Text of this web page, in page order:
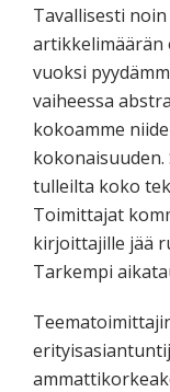
Tavallisesti
artikkelimäärän
vuoksi
vaiheessa
kokoamme
kokonaisuuden.
tulleilta koko
Toimittajat
kirjoittajille jää
Tarkempi